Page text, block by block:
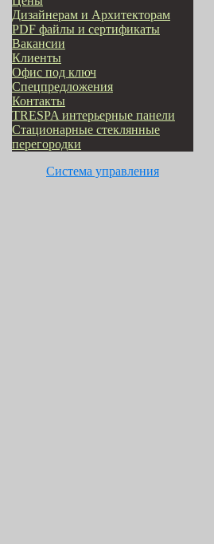
Дизайнерам и Архитекторам
PDF файлы и сертификаты
Вакансии
Клиенты
Офис под ключ
Cпецпредложения
Контакты
TRESPA интерьерные панели
Стационарные стеклянные
перегородки
Система управления